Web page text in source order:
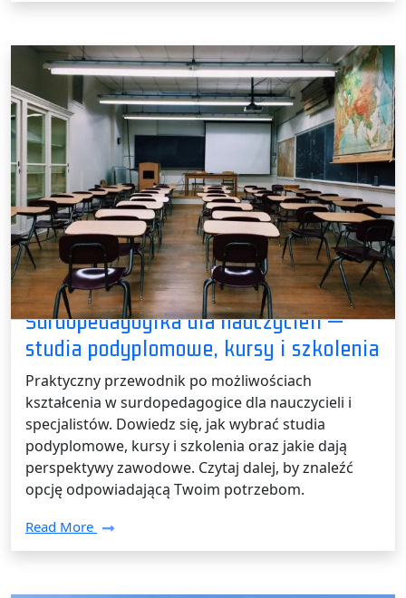
Bez kategorii /13 maja 2026
Surdopedagogika dla nauczycieli —
studia podyplomowe, kursy i szkolenia
Praktyczny przewodnik po możliwościach
kształcenia w surdopedagogice dla nauczycieli i
specjalistów. Dowiedz się, jak wybrać studia
podyplomowe, kursy i szkolenia oraz jakie dają
perspektywy zawodowe. Czytaj dalej, by znaleźć
opcję odpowiadającą Twoim potrzebom.
Read More